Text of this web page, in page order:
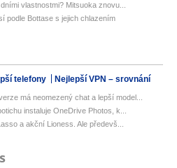
vlastnostmi? Mitsuoka znovu...
podle Bottase s jejich chlazením
telefony Nejlepší VPN – srovnání
má neomezený chat a lepší model...
instaluje OneDrive Photos, k...
a akční Lioness. Ale předevš...